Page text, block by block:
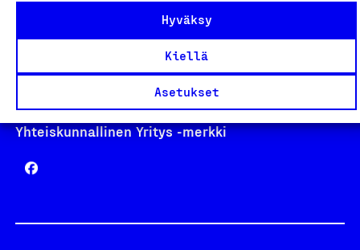
Hyväksy
Kiellä
Asetukset
Yhteiskunnallinen Yritys -merkki